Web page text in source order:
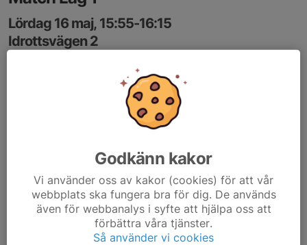
Lördag 16 maj, 15:55-16:15
Idrottsvägen 2
Godkänn kakor
Vi använder oss av kakor (cookies) för att vår
webbplats ska fungera bra för dig. De används
även för webbanalys i syfte att hjälpa oss att
förbättra våra tjänster.
Så använder vi cookies